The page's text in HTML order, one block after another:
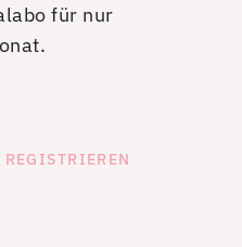
für nur
REGISTRIEREN